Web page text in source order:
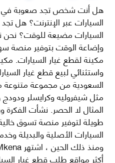
هل أنت شخص تجد صعوبة في
السيارات عبر الإنترنت؟ هل
السيارات مضيعة للوقت؟
وإضاعة الوقت بتوفير منصة
مكينة لقطع غيار السيارات.
واستثنائي لبيع قطع غيار
السعودية من مجموعة متنوعة من
مثل شيفروليه وكرايسلر
طويلة لتوفير منصة تسوق
السيارات الأصلية والبديلة
أكثر مواقع طلب قطع غيار